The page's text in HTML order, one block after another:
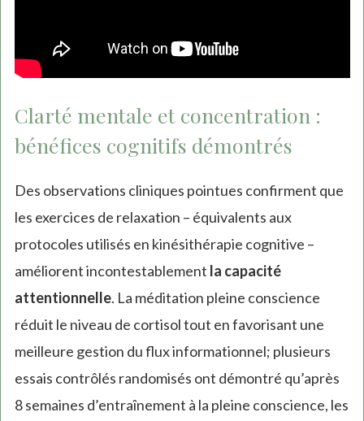
Clarté mentale et concentration :
bénéfices cognitifs démontrés
Des observations cliniques pointues confirment que
les exercices de relaxation – équivalents aux
protocoles utilisés en kinésithérapie cognitive –
améliorent incontestablement la capacité
attentionnelle. La méditation pleine conscience
réduit le niveau de cortisol tout en favorisant une
meilleure gestion du flux informationnel; plusieurs
essais contrôlés randomisés ont démontré qu’après
8 semaines d’entraînement à la pleine conscience, les